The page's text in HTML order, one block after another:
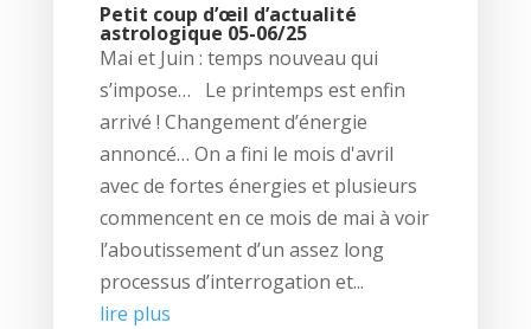
Petit coup d’œil d’actualité
astrologique 05-06/25
Mai et Juin : temps nouveau qui
s’impose… Le printemps est enfin
arrivé ! Changement d’énergie
annoncé… On a fini le mois d'avril
avec de fortes énergies et plusieurs
commencent en ce mois de mai à voir
l’aboutissement d’un assez long
processus d’interrogation et...
lire plus